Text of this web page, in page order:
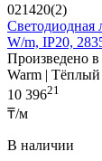
021420(2)
Светодиодная
W/m, IP20,
Произведено в
Warm |
10 39621
₸/м
В наличии